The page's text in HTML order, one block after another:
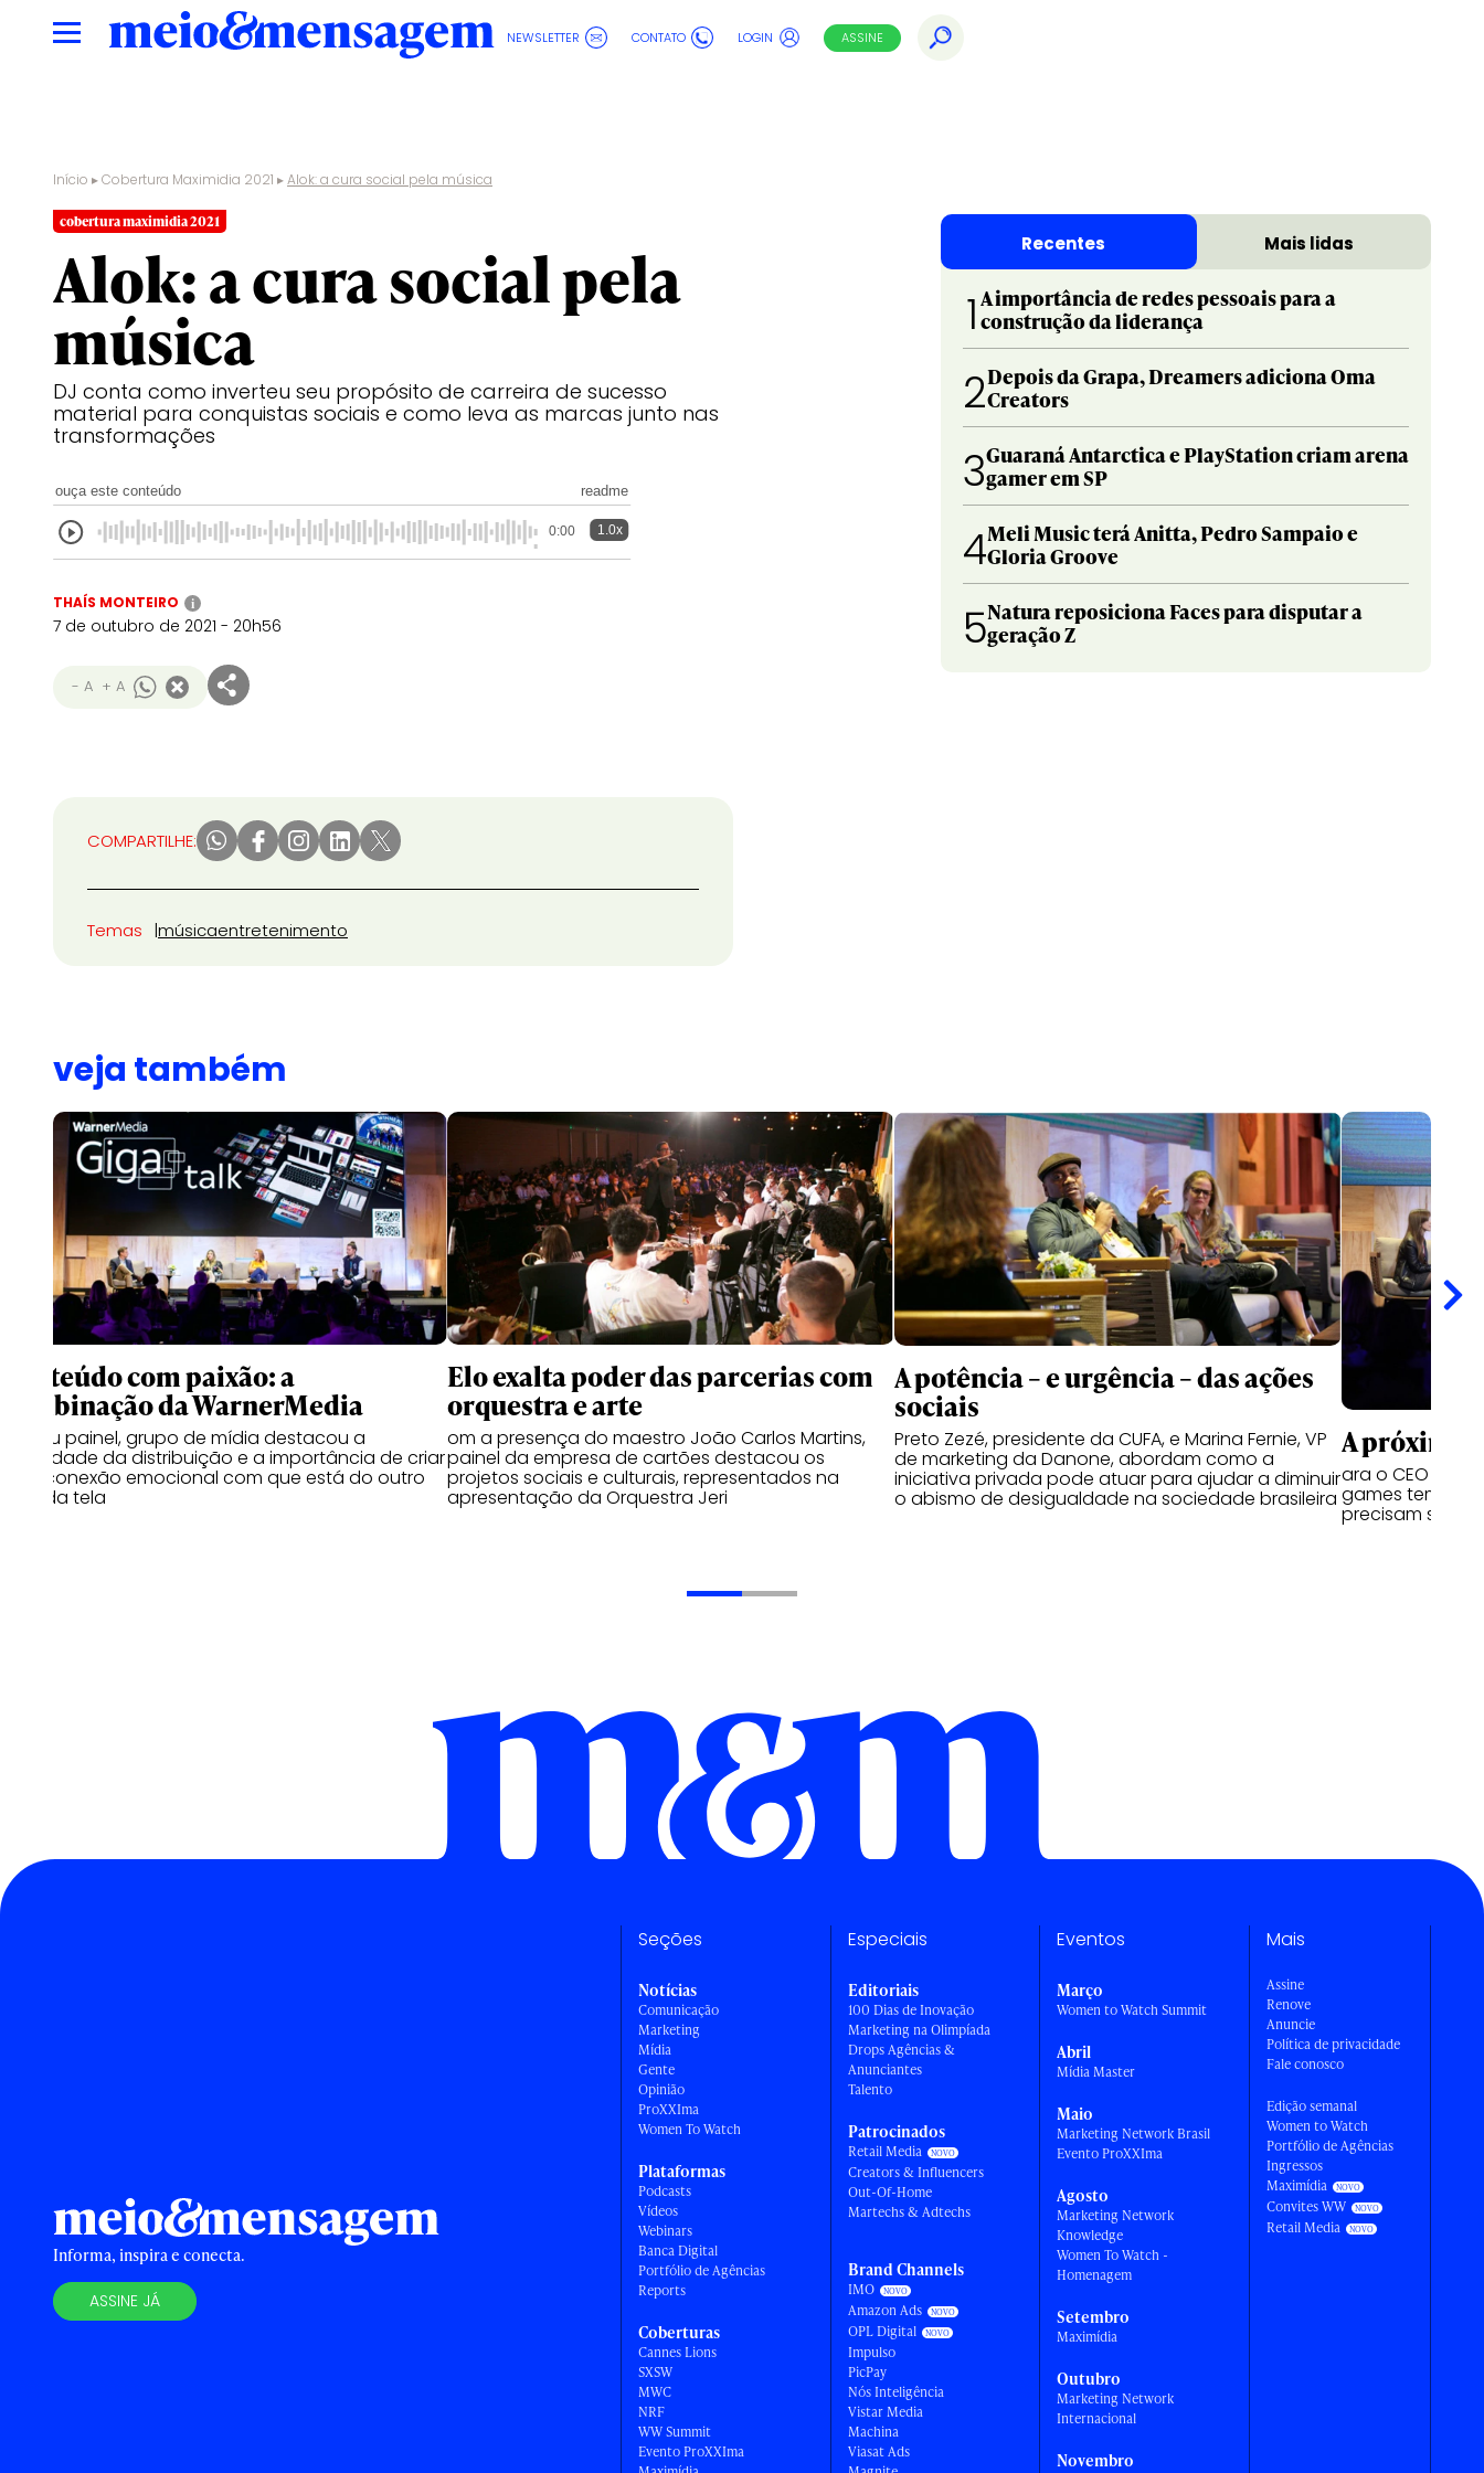
NEWSLETTER CONTATO LOGIN ASSINE
Início ▸Cobertura Maximidia 2021 ▸Alok: a cura social pela música
cobertura maximidia 2021
Alok: a cura social pela
música
DJ conta como inverteu seu propósito de carreira de sucesso
material para conquistas sociais e como leva as marcas junto nas
transformações
ouça este conteúdo readme
0:00 1.0x
THAÍS MONTEIRO i
7 de outubro de 2021 - 20h56
- A + A
COMPARTILHE:
Temas músicaentretenimento
Recentes Mais lidas
1 A importância de redes pessoais para a
construção da liderança
2Depois da Grapa, Dreamers adiciona Oma
Creators
3Guaraná Antarctica e PlayStation criam arena
gamer em SP
4Meli Music terá Anitta, Pedro Sampaio e
Gloria Groove
5Natura reposiciona Faces para disputar a
geração Z
veja também
Conteúdo com paixão: a
combinação da WarnerMedia
Em seu painel, grupo de mídia destacou a
pluralidade da distribuição e a importância de criar
uma conexão emocional com que está do outro
lado da tela
Elo exalta poder das parcerias com
orquestra e arte
om a presença do maestro João Carlos Martins,
painel da empresa de cartões destacou os
projetos sociais e culturais, representados na
apresentação da Orquestra Jeri
A potência – e urgência – das ações
sociais
Preto Zezé, presidente da CUFA, e Marina Fernie, VP
de marketing da Danone, abordam como a
iniciativa privada pode atuar para ajudar a diminuir
o abismo de desigualdade na sociedade brasileira
A próxima
ara o CEO da
games tem
precisam se
Informa, inspira e conecta.
ASSINE JÁ
Seções
Notícias
Comunicação
Marketing
Mídia
Gente
Opinião
ProXXIma
Women To Watch
Plataformas
Podcasts
Vídeos
Webinars
Banca Digital
Portfólio de Agências
Reports
Coberturas
Cannes Lions
SXSW
MWC
NRF
WW Summit
Evento ProXXIma
Especiais
Editoriais
100 Dias de Inovação
Marketing na Olimpíada
Drops Agências &
Anunciantes
Talento
Patrocinados
Retail Media
Creators & Influencers
Out-Of-Home
Martechs & Adtechs
Brand Channels
IMO
Amazon Ads
OPL Digital
Impulso
PicPay
Nós Inteligência
Vistar Media
Machina
Viasat Ads
Eventos
Março
Women to Watch Summit
Abril
Mídia Master
Maio
Marketing Network Brasil
Evento ProXXIma
Agosto
Marketing Network
Knowledge
Women To Watch -
Homenagem
Setembro
Maximídia
Outubro
Marketing Network
Internacional
Novembro
Mais
Assine
Renove
Anuncie
Política de privacidade
Fale conosco
Edição semanal
Women to Watch
Portfólio de Agências
Ingressos
Maximídia
Convites WW
Retail Media